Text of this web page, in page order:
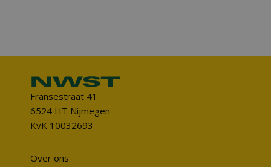
Fransestraat 41
6524 HT Nijmegen
KvK 10032693
Over ons